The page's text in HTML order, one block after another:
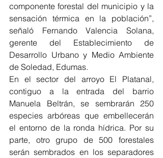
componente forestal del municipio y la
sensación térmica en la población”,
señaló Fernando Valencia Solana,
gerente del Establecimiento de
Desarrollo Urbano y Medio Ambiente
de Soledad, Edumas.
En el sector del arroyo El Platanal,
contiguo a la entrada del barrio
Manuela Beltrán, se sembrarán 250
especies arbóreas que embellecerán
el entorno de la ronda hídrica. Por su
parte, otro grupo de 500 forestales
serán sembrados en los separadores